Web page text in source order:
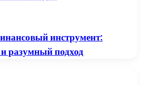
инструмент:
разумный подход